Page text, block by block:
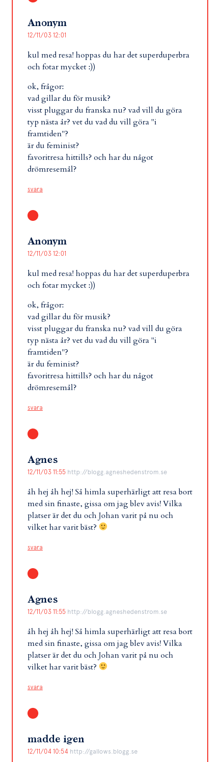
Anonym
12/11/03 12:01
kul med resa! hoppas du har det superduperbra
och fotar mycket :))
ok, frågor:
vad gillar du för musik?
visst pluggar du franska nu? vad vill du göra
typ nästa år? vet du vad du vill göra "i
framtiden"?
är du feminist?
favoritresa hittills? och har du något
drömresemål?
svara
Anonym
12/11/03 12:01
kul med resa! hoppas du har det superduperbra
och fotar mycket :))
ok, frågor:
vad gillar du för musik?
visst pluggar du franska nu? vad vill du göra
typ nästa år? vet du vad du vill göra "i
framtiden"?
är du feminist?
favoritresa hittills? och har du något
drömresemål?
svara
Agnes
12/11/03 11:55 http://blogg.agneshedenstrom.se
åh hej åh hej! Så himla superhärligt att resa bort
med sin finaste, gissa om jag blev avis! Vilka
platser är det du och Johan varit på nu och
vilket har varit bäst?
svara
Agnes
12/11/03 11:55 http://blogg.agneshedenstrom.se
åh hej åh hej! Så himla superhärligt att resa bort
med sin finaste, gissa om jag blev avis! Vilka
platser är det du och Johan varit på nu och
vilket har varit bäst?
svara
madde igen
12/11/04 10:54 http://gallows.blogg.se